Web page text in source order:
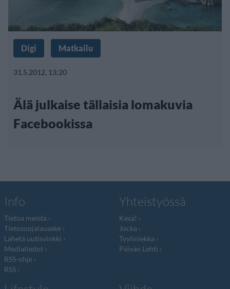
Digi Matkailu
31.5.2012, 13:20
Älä julkaise tällaisia lomakuvia
Facebookissa
Info
Tietoa meistä
Tietosuojalauseke
Lähetä uutisvinkki
Mediatiedot
RSS-ohje
RSS
Yhteistyössä
Kesä!
Jocka
Tyyliniekka
Päivän Lehti